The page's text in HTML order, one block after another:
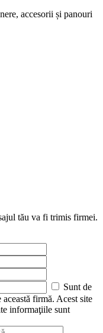
tău va fi trimis firmei.
Sunt de
firmă. Acest site
informaţiile sunt